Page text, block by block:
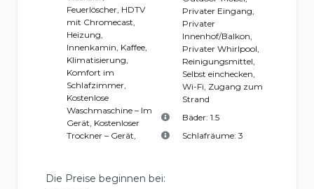
Feuerlöscher, HDTV
mit Chromecast,
Heizung,
Innenkamin, Kaffee,
Klimatisierung,
Komfort im
Schlafzimmer,
Kostenlose
Waschmaschine – Im
Gerät, Kostenloser
Trockner – Gerät,
Privater Eingang,
Privater
Innenhof/Balkon,
Privater Whirlpool,
Reinigungsmittel,
Selbst einchecken,
Wi-Fi, Zugang zum
Strand
Bäder: 1.5
Schlafräume: 3
Die Preise beginnen bei: